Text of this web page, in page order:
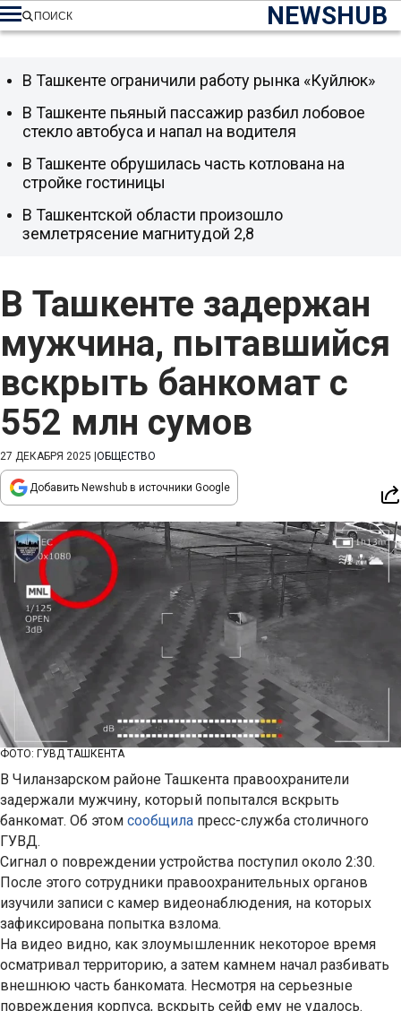
NEWSHUB
ПОИСК
В Ташкенте задержан
мужчина, пытавшийся
вскрыть банкомат с
552 млн сумов
27 ДЕКАБРЯ 2025 ОБЩЕСТВО
Добавить Newshub в источники Google
ФОТО: ГУВД ТАШКЕНТА
В Чиланзарском районе Ташкента правоохранители
задержали мужчину, который попытался вскрыть
банкомат. Об этом сообщила пресс-служба столичного
ГУВД.
Сигнал о повреждении устройства поступил около 2:30.
После этого сотрудники правоохранительных органов
изучили записи с камер видеонаблюдения, на которых
зафиксирована попытка взлома.
На видео видно, как злоумышленник некоторое время
осматривал территорию, а затем камнем начал разбивать
внешнюю часть банкомата. Несмотря на серьезные
повреждения корпуса, вскрыть сейф ему не удалось.
В Ташкенте ограничили работу рынка «Куйлюк»
В Ташкенте пьяный пассажир разбил лобовое
стекло автобуса и напал на водителя
В Ташкенте обрушилась часть котлована на
стройке гостиницы
В Ташкентской области произошло
землетрясение магнитудой 2,8